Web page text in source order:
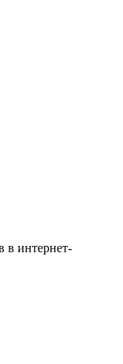
в интернет-